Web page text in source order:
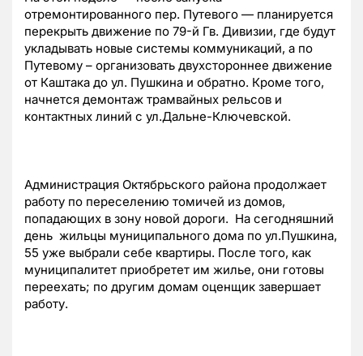
отремонтированного пер. Путевого — планируется
перекрыть движение по 79-й Гв. Дивизии, где будут
укладывать новые системы коммуникаций, а по
Путевому – организовать двухстороннее движение
от Каштака до ул. Пушкина и обратно. Кроме того,
начнется демонтаж трамвайных рельсов и
контактных линий с ул.Дальне-Ключевской.
Администрация Октябрьского района продолжает
работу по переселению томичей из домов,
попадающих в зону новой дороги. На сегодняшний
день жильцы муниципального дома по ул.Пушкина,
55 уже выбрали себе квартиры. После того, как
муниципалитет приобретет им жилье, они готовы
переехать; по другим домам оценщик завершает
работу.